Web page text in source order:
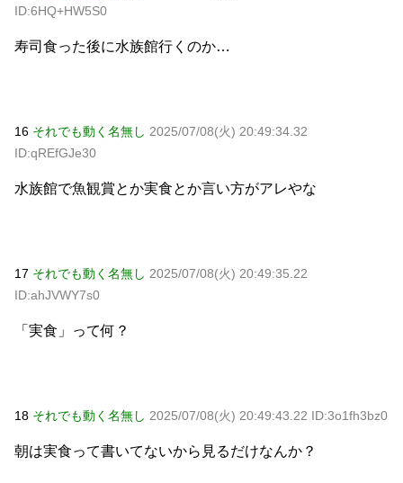
ID:6HQ+HW5S0
寿司食った後に水族館行くのか…
16 それでも動く名無し 2025/07/08(火) 20:49:34.32
ID:qREfGJe30
水族館で魚観賞とか実食とか言い方がアレやな
17 それでも動く名無し 2025/07/08(火) 20:49:35.22
ID:ahJVWY7s0
「実食」って何？
18 それでも動く名無し 2025/07/08(火) 20:49:43.22 ID:3o1fh3bz0
朝は実食って書いてないから見るだけなんか？